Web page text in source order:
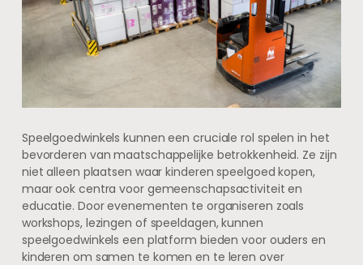
Speelgoedwinkels kunnen een cruciale rol spelen in het
bevorderen van maatschappelijke betrokkenheid. Ze zijn
niet alleen plaatsen waar kinderen speelgoed kopen,
maar ook centra voor gemeenschapsactiviteit en
educatie. Door evenementen te organiseren zoals
workshops, lezingen of speeldagen, kunnen
speelgoedwinkels een platform bieden voor ouders en
kinderen om samen te komen en te leren over